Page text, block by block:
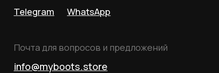
© 2026 MY BOOTS.
является публичной офертой, определяемой